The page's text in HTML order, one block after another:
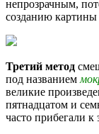
непрозрачным,
созданию картины
Третий метод
под названием
великие
пятнадцатом и
часто прибегали